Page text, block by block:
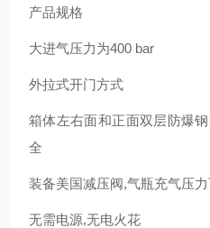
产品规格
大进气压力为400 bar
外拉式开门方式
箱体左右面和正面双层防爆
全
装备美国减压阀,气瓶充气压
无需电源,无电火花